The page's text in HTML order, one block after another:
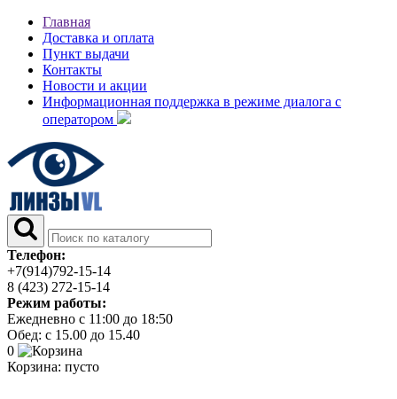
Главная
Доставка и оплата
Пункт выдачи
Контакты
Новости и акции
Информационная поддержка в режиме диалога с
оператором
Телефон:
+7(914)792-15-14
8 (423) 272-15-14
Режим работы:
Ежедневно с 11:00 до 18:50
Обед: с 15.00 до 15.40
0
Корзина: пусто